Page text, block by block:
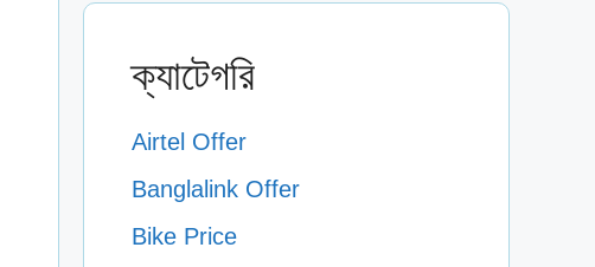
ক্যাটেগরি
Airtel Offer
Banglalink Offer
Bike Price